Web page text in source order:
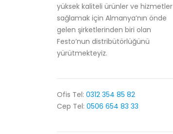
yüksek kaliteli ürünler ve hizmetler
sağlamak için Almanya’nın önde
gelen şirketlerinden biri olan
Festo’nun distribütörlüğünü
yürütmekteyiz.
Ofis Tel: 0312 354 85 82
Cep Tel: 0506 654 83 33